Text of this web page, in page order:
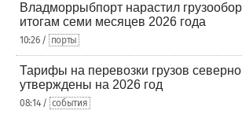
Владморрыбпорт нарастил
итогам семи месяцев 2026 года
10:26 / порты
Тарифы на перевозки грузов
утверждены на 2026 год
08:14 / события